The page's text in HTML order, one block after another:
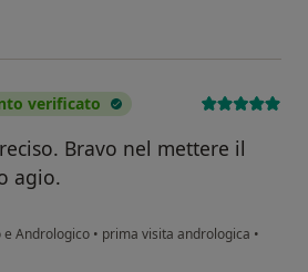
verificato
Bravo nel mettere il
agio.
e Andrologico • prima visita andrologica •
TG